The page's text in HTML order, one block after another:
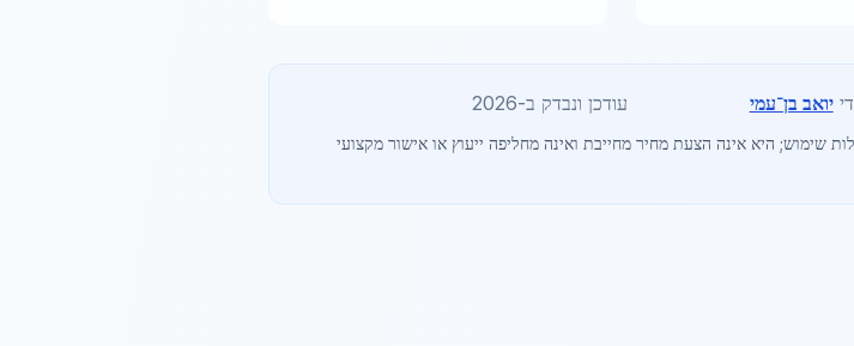
יואב בן־עמי עודכן ונבדק ב-2026
שימוש; היא אינה הצעת מחיר מחייבת ואינה מחליפה ייעוץ או אישור מקצועי